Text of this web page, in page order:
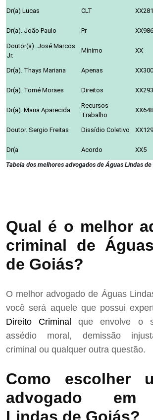
Dr(a) Lucas
CLT XX281
Dr(a). João Paulo
Pr
Doutor(a). José Marcos
Jr.
Mínimo XX
Dr(a). Thays Mariana
Apenas
Dr(a). Tomé Moraes
Direitos
Dr(a). Maria Aparecida
Recursos
Trabalho
Doutor. Sergio Freitas
Dissídio Coletivo
Dr(a
Acordo XX5
Tabela dos melhores advogados de Águas Lindas de
Qual é o melhor
criminal de
de Goiás?
O melhor advogado de Águas
você será aquele que possui
Direito Criminal que envolve o
assédio moral, demissão
criminal ou qualquer outra questão.
Como escolher
advogado em